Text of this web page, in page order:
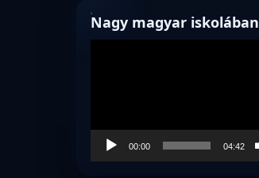
Nagy magyar iskolában
00:00 04:42